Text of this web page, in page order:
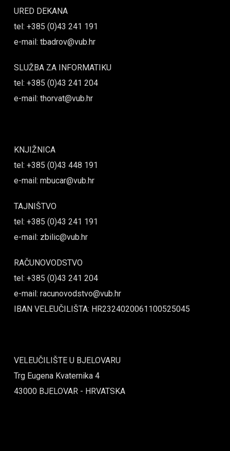
URED DEKANA
tel: +385 (0)43 241 191
e-mail: tbadrov@vub.hr
SLUŽBA ZA INFORMATIKU
tel: +385 (0)43 241 204
e-mail: thorvat@vub.hr
KNJIŽNICA
tel: +385 (0)43 448 191
e-mail: mbucar@vub.hr
TAJNIŠTVO
tel: +385 (0)43 241 191
e-mail: zbilic@vub.hr
RAČUNOVODSTVO
tel: +385 (0)43 241 204
e-mail: racunovodstvo@vub.hr
IBAN VELEUČILIŠTA: HR2324020061100525045
VELEUČILIŠTE U BJELOVARU
Trg Eugena Kvaternika 4
43000 BJELOVAR - HRVATSKA